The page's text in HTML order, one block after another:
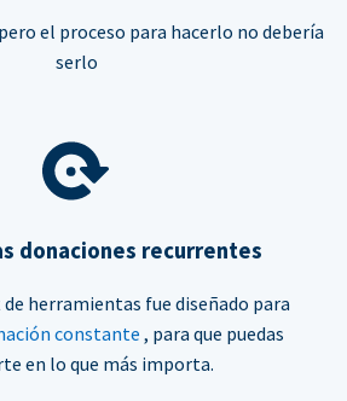
el proceso para hacerlo no debería
serlo
donaciones recurrentes
herramientas fue diseñado para
constante , para que puedas
en lo que más importa.